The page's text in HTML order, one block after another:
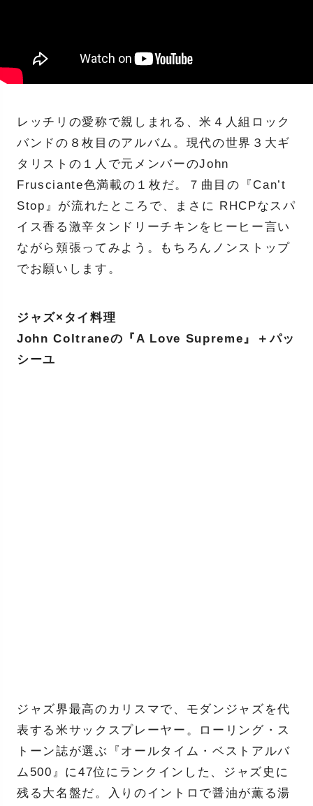
レッチリの愛称で親しまれる、米４人組ロック
バンドの８枚目のアルバム。現代の世界３大ギ
タリストの１人で元メンバーのJohn
Frusciante色満載の１枚だ。７曲目の『Can’t
Stop』が流れたところで、まさに RHCPなスパ
イス香る激辛タンドリーチキンをヒーヒー言い
ながら頬張ってみよう。もちろんノンストップ
でお願いします。
ジャズ×タイ料理
John Coltraneの『A Love Supreme』＋パッ
シーユ
ジャズ界最高のカリスマで、モダンジャズを代
表する米サックスプレーヤー。ローリング・ス
トーン誌が選ぶ『オールタイム・ベストアルバ
ム500』に47位にランクインした、ジャズ史に
残る大名盤だ。入りのイントロで醤油が薫る湯